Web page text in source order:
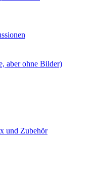
aber ohne Bilder)
und Zubehör